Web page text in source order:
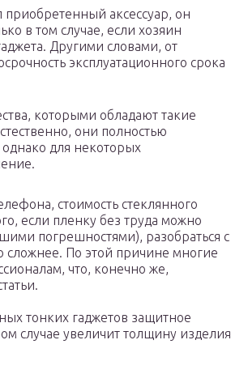
аксессуар, он
в том случае, если хозяин
Другими словами, от
эксплуатационного срока
которыми обладают такие
они полностью
для некоторых
стоимость стеклянного
если пленку без труда можно
погрешностями), разобраться с
сложнее. По этой причине многие
что, конечно же,
тонких гаджетов защитное
случае увеличит толщину изделия